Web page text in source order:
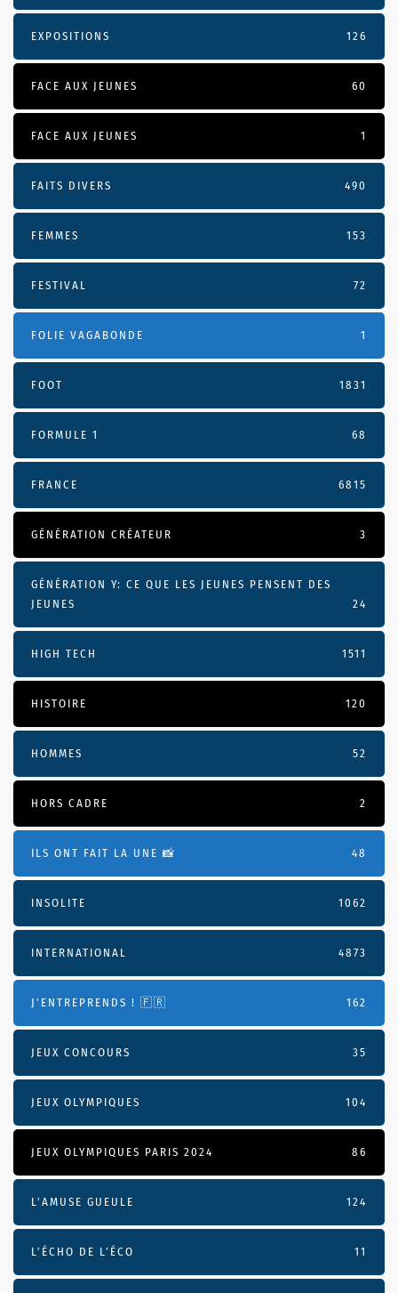
EXPOSITIONS 126
FACE AUX JEUNES 60
FACE AUX JEUNES 1
FAITS DIVERS 490
FEMMES 153
FESTIVAL 72
FOLIE VAGABONDE 1
FOOT 1831
FORMULE 1 68
FRANCE 6815
GÉNÉRATION CRÉATEUR 3
GÉNÉRATION Y: CE QUE LES JEUNES PENSENT DES
JEUNES
24
HIGH TECH 1511
HISTOIRE 120
HOMMES 52
HORS CADRE 2
ILS ONT FAIT LA UNE 📸 48
INSOLITE 1062
INTERNATIONAL 4873
J'ENTREPRENDS ! 🇫🇷 162
JEUX CONCOURS 35
JEUX OLYMPIQUES 104
JEUX OLYMPIQUES PARIS 2024 86
L'AMUSE GUEULE 124
L’ÉCHO DE L’ÉCO 11